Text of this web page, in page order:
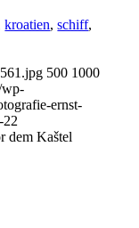
kroatien,schiff,
500 1000
wp-
ernst-
22
dem Kaštel